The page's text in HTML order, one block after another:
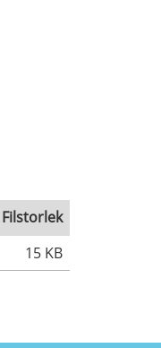
Filstorlek
15 KB